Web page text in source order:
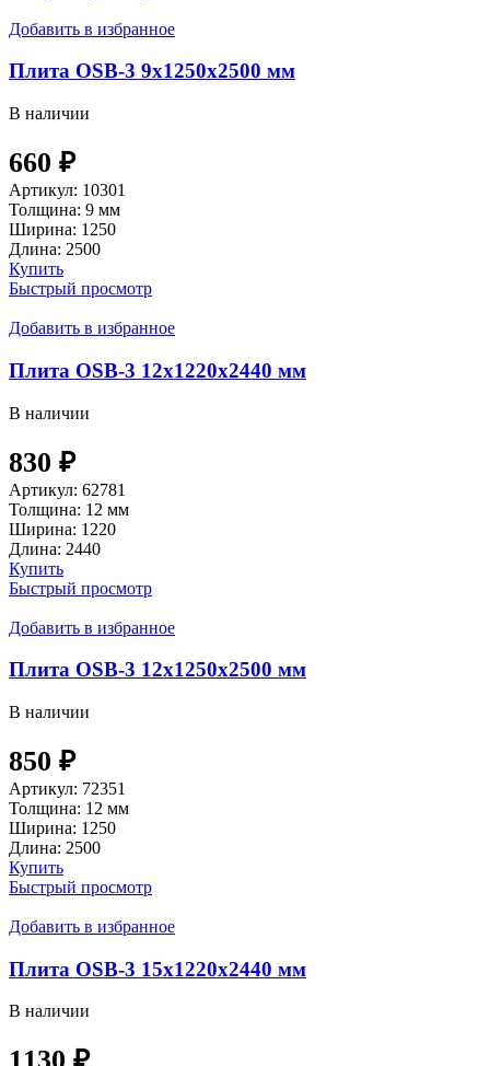
Добавить в избранное
Плита OSB-3 9х1250х2500 мм
В наличии
660 ₽
Артикул: 10301
Толщина: 9 мм
Ширина: 1250
Длина: 2500
Купить
Быстрый просмотр
Добавить в избранное
Плита OSB-3 12х1220х2440 мм
В наличии
830 ₽
Артикул: 62781
Толщина: 12 мм
Ширина: 1220
Длина: 2440
Купить
Быстрый просмотр
Добавить в избранное
Плита OSB-3 12х1250х2500 мм
В наличии
850 ₽
Артикул: 72351
Толщина: 12 мм
Ширина: 1250
Длина: 2500
Купить
Быстрый просмотр
Добавить в избранное
Плита OSB-3 15х1220х2440 мм
В наличии